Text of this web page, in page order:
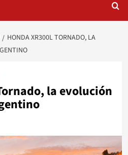
HONDA XR300L TORNADO, LA
la evolución